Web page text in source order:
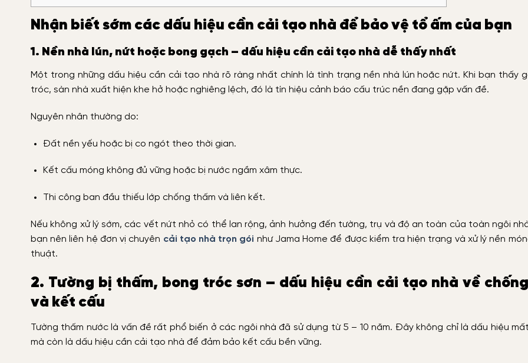
Nhận biết sớm các dấu hiệu cần cải tạo nhà để bảo vệ tổ ấm của bạn
1. Nền nhà lún, nứt hoặc bong gạch – dấu hiệu cần cải tạo nhà dễ thấy nhất
Một trong những dấu hiệu cần cải tạo nhà rõ ràng nhất chính là tình trạng nền nhà lún hoặc nứt. Khi bạn thấy
tróc, sàn nhà xuất hiện khe hở hoặc nghiêng lệch, đó là tín hiệu cảnh báo cấu trúc nền đang gặp vấn đề.
Nguyên nhân thường do:
Đất nền yếu hoặc bị co ngót theo thời gian.
Kết cấu móng không đủ vững hoặc bị nước ngầm xâm thực.
Thi công ban đầu thiếu lớp chống thấm và liên kết.
Nếu không xử lý sớm, các vết nứt nhỏ có thể lan rộng, ảnh hưởng đến tường, trụ và độ an toàn của toàn ngôi
bạn nên liên hệ đơn vị chuyên cải tạo nhà trọn gói như Jama Home để được kiểm tra hiện trạng và xử lý nền
thuật.
2. Tường bị thấm, bong tróc sơn – dấu hiệu cần cải tạo nhà về
và kết cấu
Tường thấm nước là vấn đề rất phổ biến ở các ngôi nhà đã sử dụng từ 5 – 10 năm. Đây không chỉ là dấu hiệu
mà còn là dấu hiệu cần cải tạo nhà để đảm bảo kết cấu bền vững.